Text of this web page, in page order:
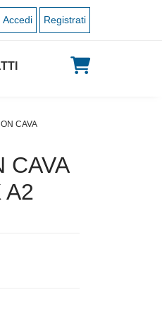
Accedi Registrati
CAVA
CAVA
A2